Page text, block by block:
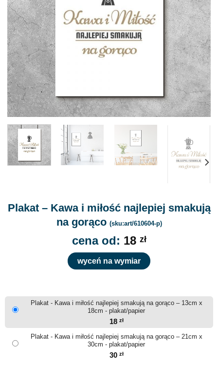
Plakat – Kawa i miłość najlepiej smakują
na gorąco (sku:art/610604-p)
cena od: 18 zł
wyceń na wymiar
Plakat - Kawa i miłość najlepiej smakują na gorąco – 13cm x
18cm - plakat/papier
18 zł
Plakat - Kawa i miłość najlepiej smakują na gorąco – 21cm x
30cm - plakat/papier
30 zł